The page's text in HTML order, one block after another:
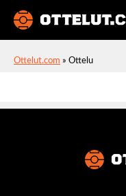
Ottelut.com » Ottelu